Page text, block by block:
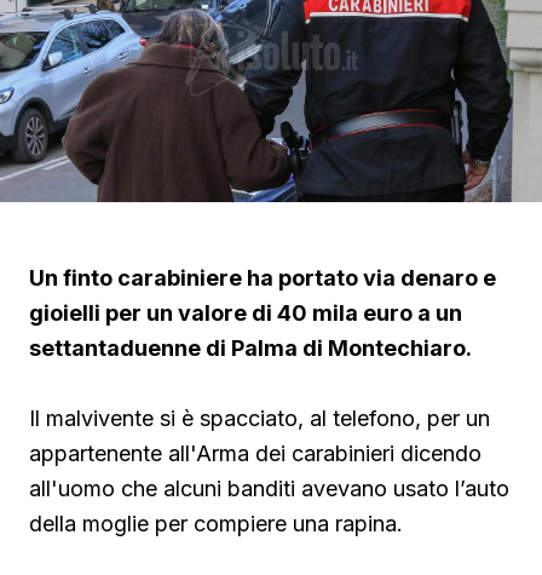
Un finto carabiniere ha portato via denaro e
gioielli per un valore di 40 mila euro a un
settantaduenne di Palma di Montechiaro.
Il malvivente si è spacciato, al telefono, per un
appartenente all'Arma dei carabinieri dicendo
all'uomo che alcuni banditi avevano usato l’auto
della moglie per compiere una rapina.